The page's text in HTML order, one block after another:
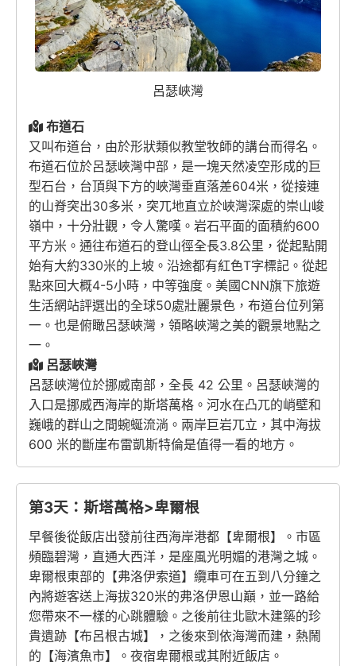
呂瑟峽灣
布道石
又叫布道台，由於形狀類似教堂牧師的講台而得名。
布道石位於呂瑟峽灣中部，是一塊天然凌空形成的巨
型石台，台頂與下方的峽灣垂直落差604米，從接連
的山脊突出30多米，突兀地直立於峽灣深處的崇山峻
嶺中，十分壯觀，令人驚嘆。岩石平面的面積約600
平方米。通往布道石的登山徑全長3.8公里，從起點開
始有大約330米的上坡。沿途都有紅色T字標記。從起
點來回大概4-5小時，中等強度。美國CNN旗下旅遊
生活網站評選出的全球50處壯麗景色，布道台位列第
一。也是俯瞰呂瑟峽灣，領略峽灣之美的觀景地點之
一。
呂瑟峽灣
呂瑟峽灣位於挪威南部，全長 42 公里。呂瑟峽灣的
入口是挪威西海岸的斯塔萬格。河水在凸兀的峭壁和
巍峨的群山之間蜿蜒流淌。兩岸巨岩兀立，其中海拔
600 米的斷崖布雷凱斯特倫是值得一看的地方。
第3天：斯塔萬格>卑爾根
早餐後從飯店出發前往西海岸港都【卑爾根】。市區
頻臨碧灣，直通大西洋，是座風光明媚的港灣之城。
卑爾根東部的【弗洛伊索道】纜車可在五到八分鐘之
內將遊客送上海拔320米的弗洛伊恩山巔，並一路給
您帶來不一樣的心跳體驗。之後前往北歐木建築的珍
貴遺跡【布呂根古城】，之後來到依海灣而建，熱鬧
的【海濱魚市】。夜宿卑爾根或其附近飯店。